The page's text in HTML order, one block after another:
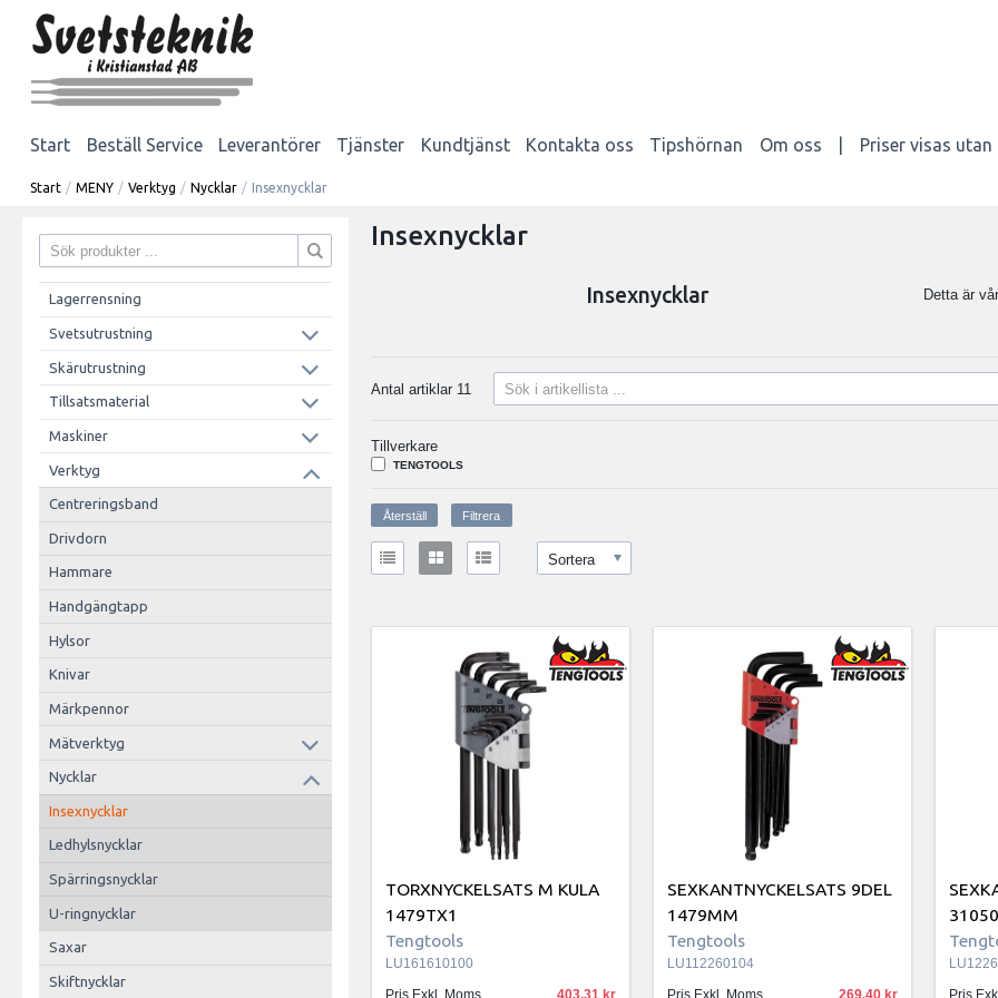
Start Beställ Service Leverantörer Tjänster Kundtjänst Kontakta oss Tipshörnan Om oss Priser visas utan
Start / MENY / Verktyg / Nycklar / Insexnycklar
Lagerrensning
Svetsutrustning
Skärutrustning
Tillsatsmaterial
Maskiner
Verktyg
Centreringsband
Drivdorn
Hammare
Handgängtapp
Hylsor
Knivar
Märkpennor
Mätverktyg
Nycklar
Insexnycklar
Ledhylsnycklar
Spärringsnycklar
U-ringnycklar
Saxar
Skiftnycklar
Insexnycklar
Insexnycklar Detta är
Antal artiklar 11
Tillverkare
TENGTOOLS
Sortera
TORXNYCKELSATS M KULA
1479TX1
Tengtools
LU161610100
Pris Exkl. Moms
403.31
SEXKANTNYCKELSATS 9DEL
1479MM
Tengtools
LU112260104
Pris Exkl. Moms 269.40 Pris